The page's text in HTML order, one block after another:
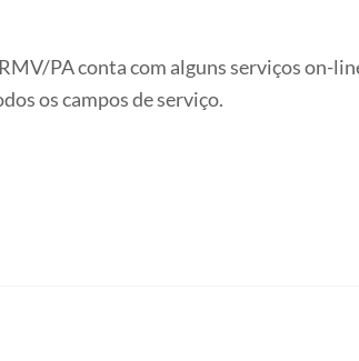
PA conta com alguns serviços on-
os campos de serviço.